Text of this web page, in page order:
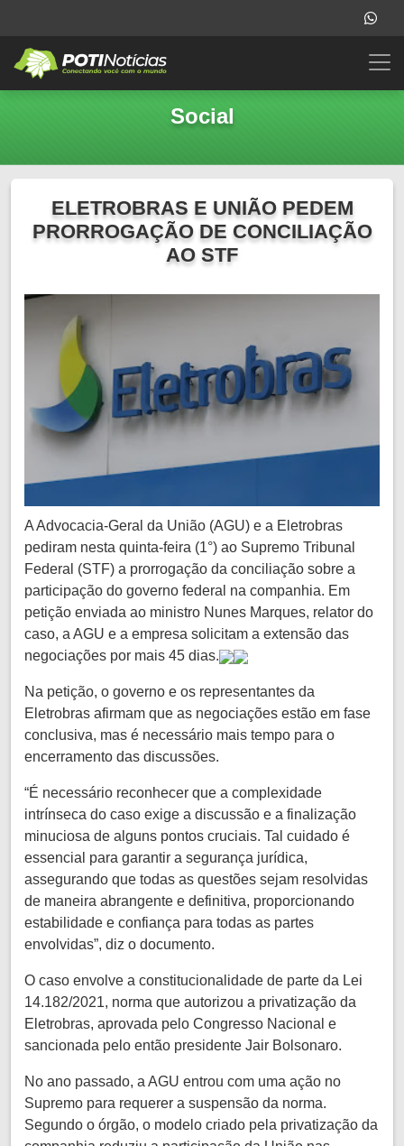
Social
ELETROBRAS E UNIÃO PEDEM
PRORROGAÇÃO DE CONCILIAÇÃO
AO STF
A Advocacia-Geral da União (AGU) e a Eletrobras
pediram nesta quinta-feira (1°) ao Supremo Tribunal
Federal (STF) a prorrogação da conciliação sobre a
participação do governo federal na companhia. Em
petição enviada ao ministro Nunes Marques, relator do
caso, a AGU e a empresa solicitam a extensão das
negociações por mais 45 dias.
Na petição, o governo e os representantes da
Eletrobras afirmam que as negociações estão em fase
conclusiva, mas é necessário mais tempo para o
encerramento das discussões.
“É necessário reconhecer que a complexidade
intrínseca do caso exige a discussão e a finalização
minuciosa de alguns pontos cruciais. Tal cuidado é
essencial para garantir a segurança jurídica,
assegurando que todas as questões sejam resolvidas
de maneira abrangente e definitiva, proporcionando
estabilidade e confiança para todas as partes
envolvidas”, diz o documento.
O caso envolve a constitucionalidade de parte da Lei
14.182/2021, norma que autorizou a privatização da
Eletrobras, aprovada pelo Congresso Nacional e
sancionada pelo então presidente Jair Bolsonaro.
No ano passado, a AGU entrou com uma ação no
Supremo para requerer a suspensão da norma.
Segundo o órgão, o modelo criado pela privatização da